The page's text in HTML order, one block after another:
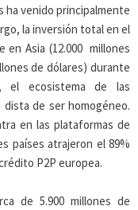
venido principalmente
la inversión total en el
en Asia (12.000 millones
de dólares) durante
el ecosistema de las
de ser homogéneo.
en las plataformas de
países atrajeron el 89%
P2P europea.
de 5.900 millones de